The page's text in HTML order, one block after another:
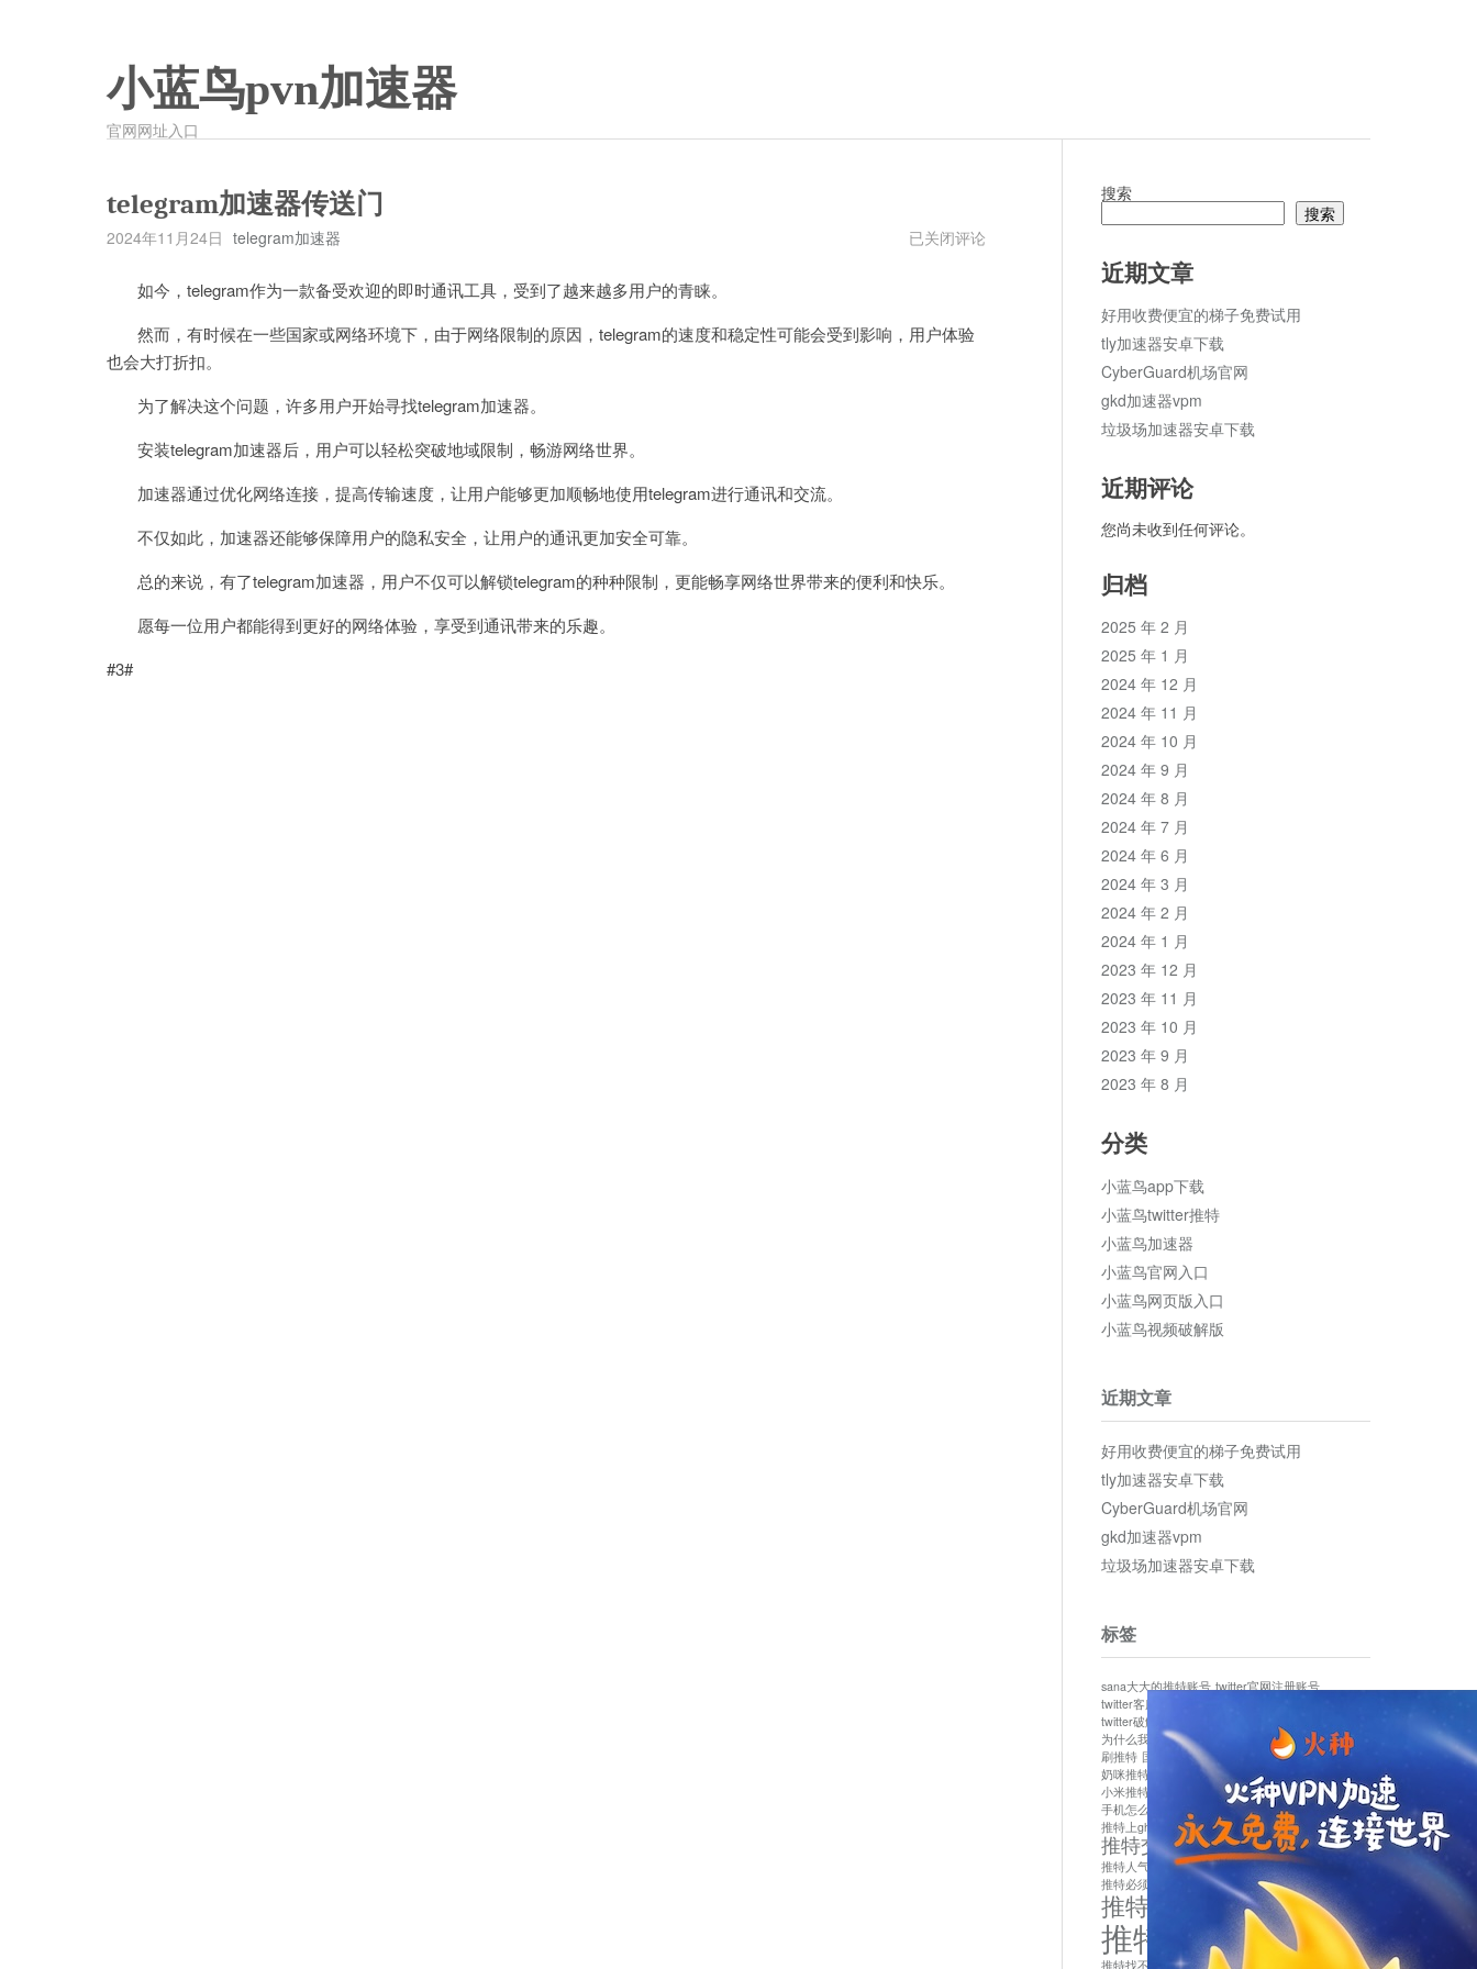
小蓝鸟pvn加速器
官网网址入口
telegram加速器传送门
2024年11月24日 telegram加速器
telegram
送
门
已关闭评论
如今，telegram作为一款备受欢迎的即时通讯工具，受到了越来越多用户的青睐。
然而，有时候在一些国家或网络环境下，由于网络限制的原因，telegram的速度和稳定性可能会受到影响，用户体验
也会大打折扣。
为了解决这个问题，许多用户开始寻找telegram加速器。
安装telegram加速器后，用户可以轻松突破地域限制，畅游网络世界。
加速器通过优化网络连接，提高传输速度，让用户能够更加顺畅地使用telegram进行通讯和交流。
不仅如此，加速器还能够保障用户的隐私安全，让用户的通讯更加安全可靠。
总的来说，有了telegram加速器，用户不仅可以解锁telegram的种种限制，更能畅享网络世界带来的便利和快乐。
愿每一位用户都能得到更好的网络体验，享受到通讯带来的乐趣。
#3#
搜索
搜索
近期文章
好用收费便宜的梯子免费试用
tly加速器安卓下载
CyberGuard机场官网
gkd加速器vpm
垃圾场加速器安卓下载
近期评论
您尚未收到任何评论。
归档
2025 年 2 月
2025 年 1 月
2024 年 12 月
2024 年 11 月
2024 年 10 月
2024 年 9 月
2024 年 8 月
2024 年 7 月
2024 年 6 月
2024 年 3 月
2024 年 2 月
2024 年 1 月
2023 年 12 月
2023 年 11 月
2023 年 10 月
2023 年 9 月
2023 年 8 月
分类
小蓝鸟app下载
小蓝鸟twitter推特
小蓝鸟加速器
小蓝鸟官网入口
小蓝鸟网页版入口
小蓝鸟视频破解版
近期文章
好用收费便宜的梯子免费试用
tly加速器安卓下载
CyberGuard机场官网
gkd加速器vpm
垃圾场加速器安卓下载
标签
sana大大的推特账号 twitter官网注册账号
twitter客服
twitter破解版下载
为什么我推特无法保存设置
作者sana推特是什么
刷推特 国内为什么不能用twitter 国内能用twitter吗
奶咪推特
如何找回推特密码
小米推特闪退是怎么回事 怎么看推特上的视频
手机怎么注册推特账号
推特devil
推特上ghs的女博主
推特交友软件app下载
推特人气萌货小蔡头喵喵喵 推特实名制
推特必须用外网吗
推特怎么取消关联手机号
推特怎么看敏感内容苹果
推特找不到账号 推特注册必须要手机号